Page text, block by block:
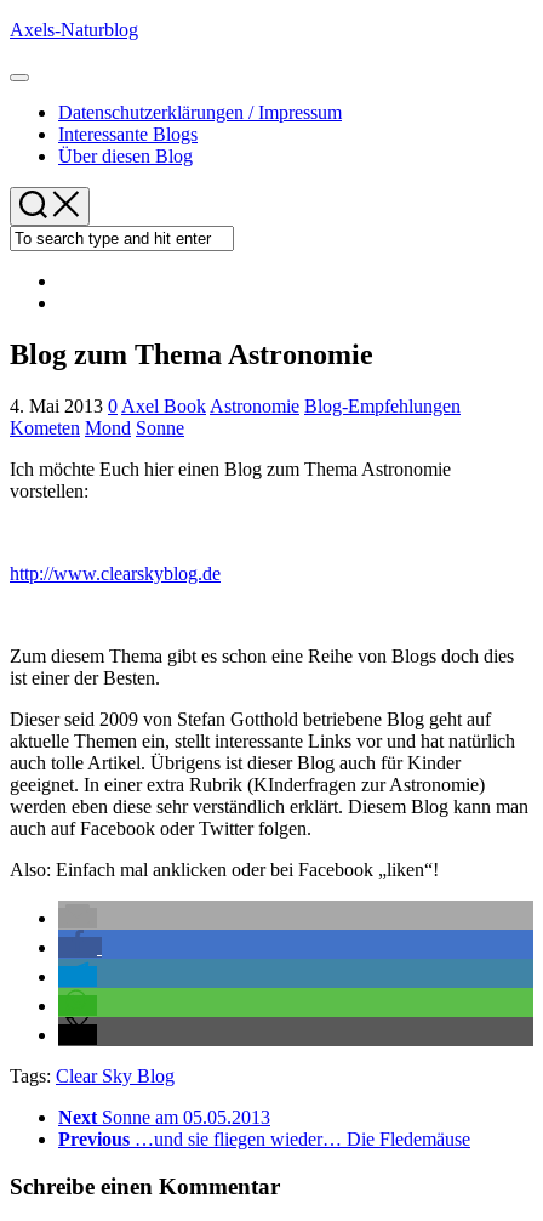
Skip
content
Axels-Naturblog
Expand
Datenschutzerklärungen / Impressum
Interessante Blogs
Über diesen Blog
Blog zum Thema Astronomie
4. Mai 2013 0 Axel Book Astronomie Blog-Empfehlungen
Kometen Mond Sonne
Ich möchte Euch hier einen Blog zum Thema Astronomie
vorstellen:
http://www.clearskyblog.de
Zum diesem Thema gibt es schon eine Reihe von Blogs doch dies
ist einer der Besten.
Dieser seid 2009 von Stefan Gotthold betriebene Blog geht auf
aktuelle Themen ein, stellt interessante Links vor und hat natürlich
auch tolle Artikel. Übrigens ist dieser Blog auch für Kinder
geeignet. In einer extra Rubrik (KInderfragen zur Astronomie)
werden eben diese sehr verständlich erklärt. Diesem Blog kann man
auch auf Facebook oder Twitter folgen.
Also: Einfach mal anklicken oder bei Facebook „liken“!
Tags: Clear Sky Blog
Next Sonne am 05.05.2013
Previous …und sie fliegen wieder… Die Fledemäuse
Schreibe einen Kommentar